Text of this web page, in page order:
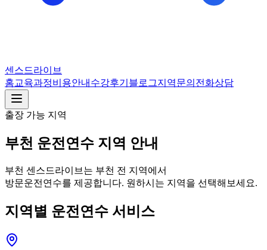
센스드라이브
홈교육과정비용안내 수강후기 블로그지역문의 전화상담
출장 가능 지역
부천 운전연수 지역 안내
부천 센스드라이브 는 부천 전 지역에서
방문운전연수를 제공합니다. 원하시는 지역을 선택해보세요.
지역별 운전연수 서비스